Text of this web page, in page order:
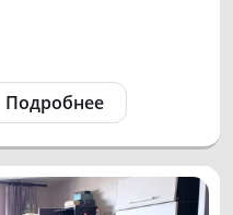
Подробнее